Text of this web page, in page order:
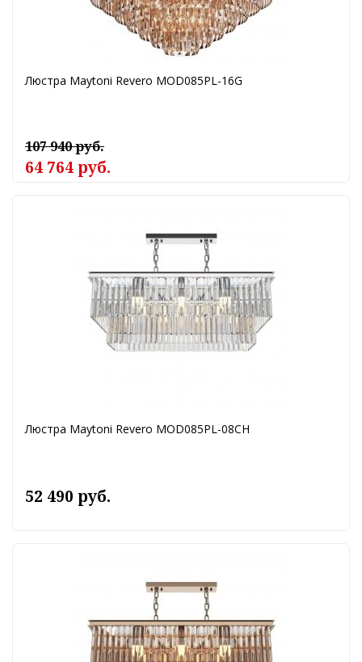
Люстра Maytoni Revero MOD085PL-16G
107 940 руб.
64 764 руб.
Люстра Maytoni Revero MOD085PL-08CH
52 490 руб.